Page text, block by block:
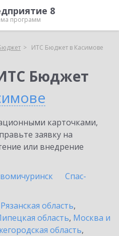
8
программ
ИТС Бюджет в Касимове
Бюджет
карточками,
заявку на
или внедрение
Спас-
Рязанская область,
область, Москва и
область,